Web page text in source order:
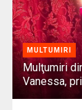
MULTUMIRI
Mulţumiri
Vanessa,